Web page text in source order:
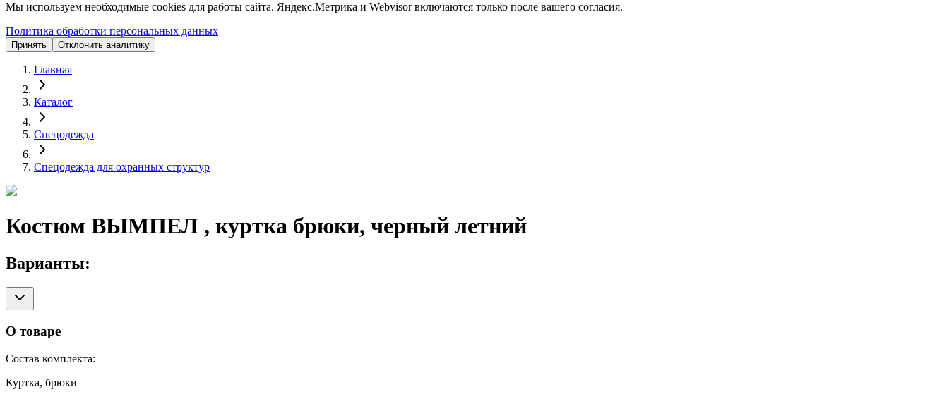
Мы используем необходимые cookies для работы сайта. Яндекс.Метрика и Webvisor включаются только после вашего согласия.
Политика обработки персональных данных
Принять Отклонить аналитику
Главная
Каталог
Спецодежда
Спецодежда для охранных структур
Костюм ВЫМПЕЛ , куртка брюки, черный летний
Варианты:
О товаре
Состав комплекта:
Куртка, брюки